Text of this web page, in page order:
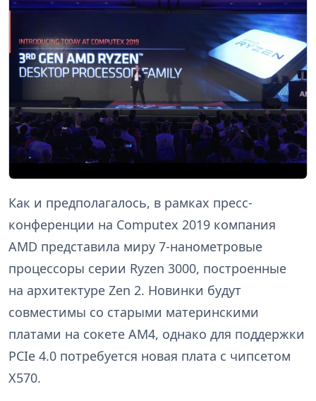
Как и предполагалось, в рамках пресс-
конференции на Computex 2019 компания
AMD представила миру 7-нанометровые
процессоры серии Ryzen 3000, построенные
на архитектуре Zen 2. Новинки будут
совместимы со старыми материнскими
платами на сокете AM4, однако для поддержки
PCIe 4.0 потребуется новая плата с чипсетом
X570.